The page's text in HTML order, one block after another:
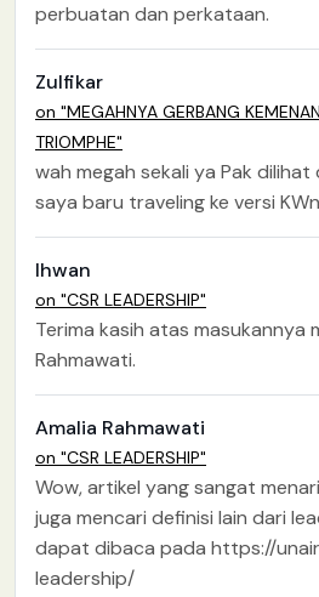
perbuatan dan perkataan.
Zulfikar
on "MEGAHNYA GERBANG
TRIOMPHE"
wah megah sekali ya Pak
saya baru traveling ke versi
Ihwan
on "CSR LEADERSHIP"
Terima kasih atas masukannya
Rahmawati.
Amalia Rahmawati
on "CSR LEADERSHIP"
Wow, artikel yang sangat
juga mencari definisi lain dari
dapat dibaca pada https://
leadership/